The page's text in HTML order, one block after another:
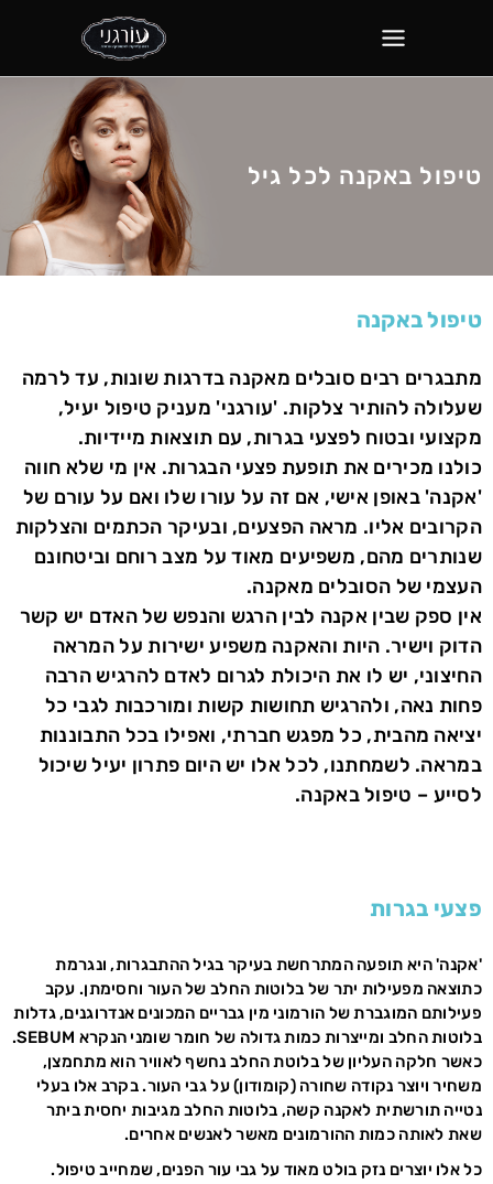
טיפול באקנה לכל גיל
טיפול באקנה
מתבגרים רבים סובלים מאקנה בדרגות שונות, עד לרמה
שעלולה להותיר צלקות. 'עורגני' מעניק טיפול יעיל,
מקצועי ובטוח לפצעי בגרות, עם תוצאות מיידיות.
כולנו מכירים את תופעת פצעי הבגרות. אין מי שלא חווה
'אקנה' באופן אישי, אם זה על עורו שלו ואם על עורם של
הקרובים אליו. מראה הפצעים, ובעיקר הכתמים והצלקות
שנותרים מהם, משפיעים מאוד על מצב רוחם וביטחונם
העצמי של הסובלים מאקנה.
אין ספק שבין אקנה לבין הרגש והנפש של האדם יש קשר
הדוק וישיר. היות והאקנה משפיע ישירות על המראה
החיצוני, יש לו את היכולת לגרום לאדם להרגיש הרבה
פחות נאה, ולהרגיש תחושות קשות ומורכבות לגבי כל
יציאה מהבית, כל מפגש חברתי, ואפילו בכל התבוננות
במראה. לשמחתנו, לכל אלו יש היום פתרון יעיל שיכול
לסייע – טיפול באקנה.
פצעי בגרות
'אקנה' היא תופעה המתרחשת בעיקר בגיל ההתבגרות, ונגרמת
כתוצאה מפעילות יתר של בלוטות החלב של העור וחסימתן. עקב
פעילותם המוגברת של הורמוני מין גבריים המכונים אנדרוגנים, גדלות
בלוטות החלב ומייצרות כמות גדולה של חומר שומני הנקרא SEBUM.
כאשר חלקה העליון של בלוטת החלב נחשף לאוויר הוא מתחמצן,
משחיר ויוצר נקודה שחורה (קומודון) על גבי העור. בקרב אלו בעלי
נטייה תורשתית לאקנה קשה, בלוטות החלב מגיבות יחסית ביתר
שאת לאותה כמות ההורמונים מאשר לאנשים אחרים.
כל אלו יוצרים נזק בולט מאוד על גבי עור הפנים, שמחייב טיפול.